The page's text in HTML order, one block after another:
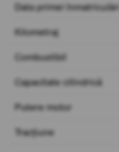
Data primei înmatriculări
Kilometraj
Combustibil
Capacitate cilindrică
Putere motor
Tracțiune